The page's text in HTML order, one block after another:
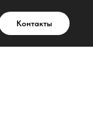
Контакты